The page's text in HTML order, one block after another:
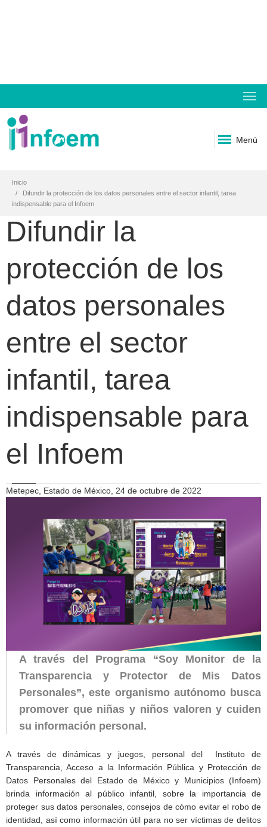
Menú
Inicio
Difundir la protección de los datos personales entre el sector infantil, tarea
indispensable para el Infoem
Difundir la
protección de los
datos personales
entre el sector
infantil, tarea
indispensable para
el Infoem
Metepec, Estado de México, 24 de octubre de 2022
A través del Programa “Soy Monitor de la
Transparencia y Protector de Mis Datos
Personales”, este organismo autónomo busca
promover que niñas y niños valoren y cuiden
su información personal.
A través de dinámicas y juegos, personal del Instituto de
Transparencia, Acceso a la Información Pública y Protección de
Datos Personales del Estado de México y Municipios (Infoem)
brinda información al público infantil, sobre la importancia de
proteger sus datos personales, consejos de cómo evitar el robo de
identidad, así como información útil para no ser víctimas de delitos